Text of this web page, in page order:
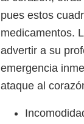
pues estos
medicamentos.
advertir a su
emergencia
ataque al